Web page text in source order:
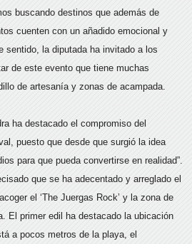
buscando destinos que además de
cuenten con un añadido emocional y
sentido, la diputada ha invitado a los
de este evento que tiene muchas
de artesanía y zonas de acampada.
ha destacado el compromiso del
puesto que desde que surgió la idea
para que pueda convertirse en realidad”.
que se ha adecentado y arreglado el
el ‘The Juergas Rock’ y la zona de
El primer edil ha destacado la ubicación
a pocos metros de la playa, el